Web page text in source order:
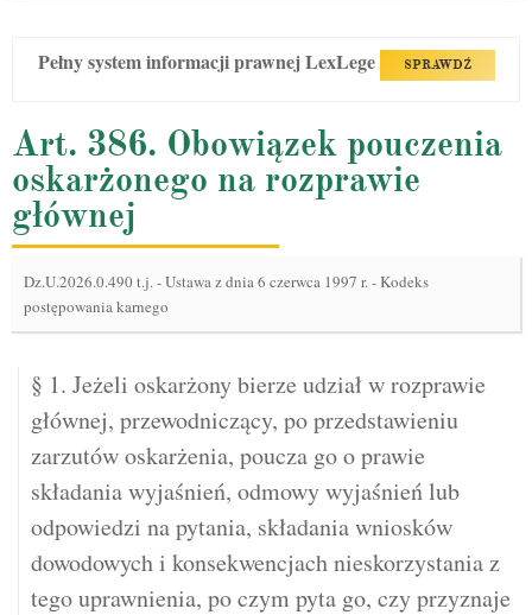
Pełny system informacji prawnej LexLege SPRAWDŹ
Art. 386. Obowiązek pouczenia
oskarżonego na rozprawie
głównej
Dz.U.2026.0.490 t.j.-Ustawa z dnia 6 czerwca 1997 r. - Kodeks
postępowania karnego
§ 1. Jeżeli oskarżony bierze udział w rozprawie
głównej, przewodniczący, po przedstawieniu
zarzutów oskarżenia, poucza go o prawie
składania wyjaśnień, odmowy wyjaśnień lub
odpowiedzi na pytania, składania wniosków
dowodowych i konsekwencjach nieskorzystania z
tego uprawnienia, po czym pyta go, czy przyznaje